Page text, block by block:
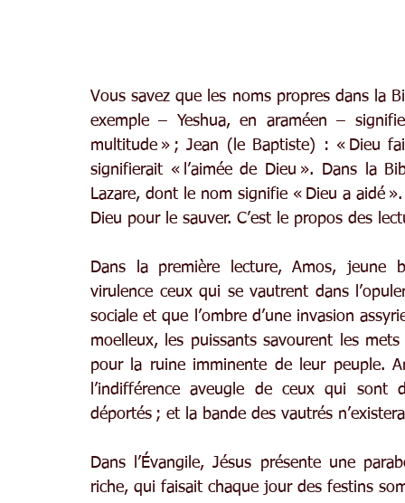
Vous savez que les noms propres dans la
exemple – Yeshua, en araméen –
multitude » ; Jean (le Baptiste) : « Dieu
signifierait « l’aimée de Dieu ». Dans la
Lazare, dont le nom signifie « Dieu a aidé
Dieu pour le sauver. C’est le propos des
Dans la première lecture, Amos, jeune
virulence ceux qui se vautrent dans
sociale et que l’ombre d’une invasion
moelleux, les puissants savourent les
pour la ruine imminente de leur peuple.
l’indifférence aveugle de ceux qui sont
déportés ; et la bande des vautrés
Dans l’Évangile, Jésus présente une
riche, qui faisait chaque jour des festins